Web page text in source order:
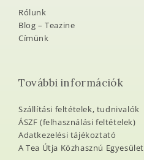
Rólunk
Blog – Teazine
Címünk
További információk
Szállítási feltételek, tudnivalók
ÁSZF (felhasználási feltételek)
Adatkezelési tájékoztató
A Tea Útja Közhasznú Egyesület